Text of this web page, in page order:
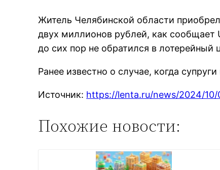
Житель Челябинской области
двух миллионов рублей, как
до сих пор не обратился в
Ранее известно о случае, когда
Источник: https://lenta.ru/news/2024/
Похожие новости: